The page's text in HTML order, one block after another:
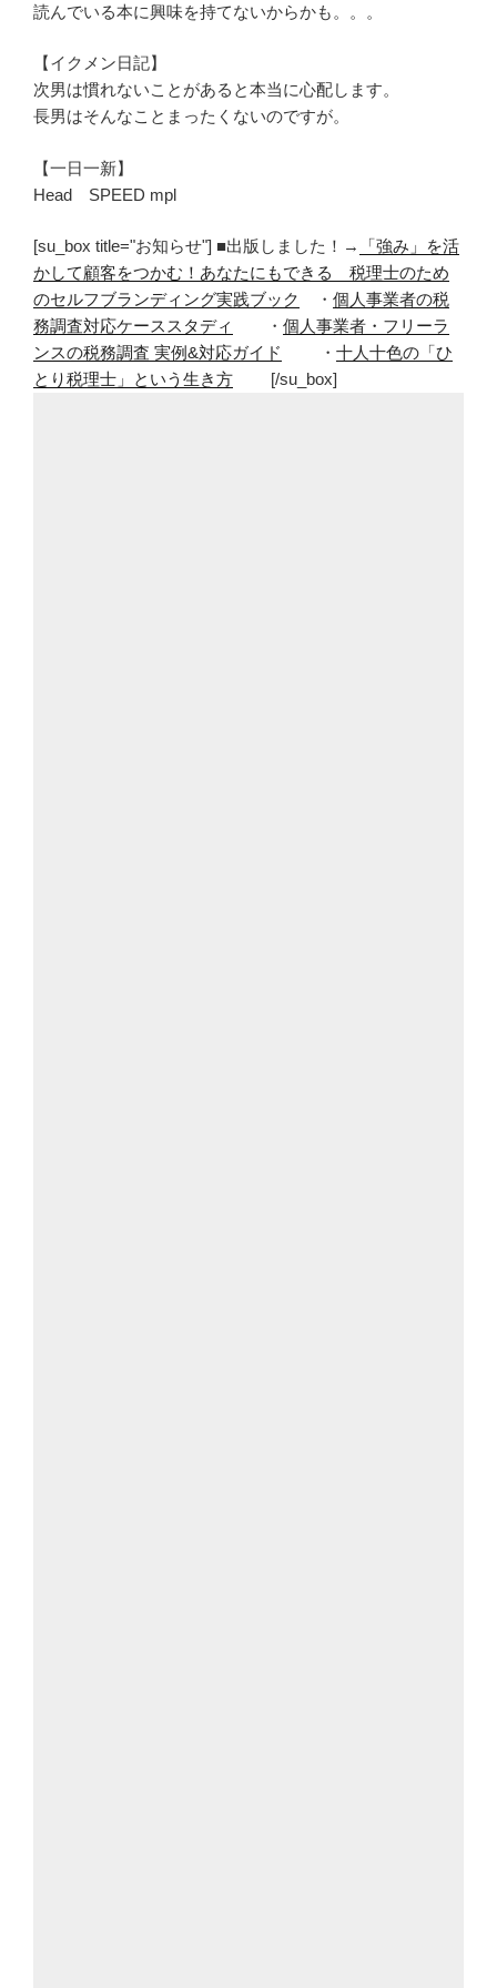
読んでいる本に興味を持てないからかも。。。
【イクメン日記】
次男は慣れないことがあると本当に心配します。
長男はそんなことまったくないのですが。
【一日一新】
Head SPEED mpl
[su_box title="お知らせ"] ■出版しました！→
「強み」を活
かして顧客をつかむ！あなたにもできる 税理士のため
のセルフブランディング実践ブック
・ 個人事業者の税
務調査対応ケーススタディ
・ 個人事業者・フリーラ
ンスの税務調査 実例&対応ガイド
・ 十人十色の「ひ
とり税理士」という生き方 [/su_box]